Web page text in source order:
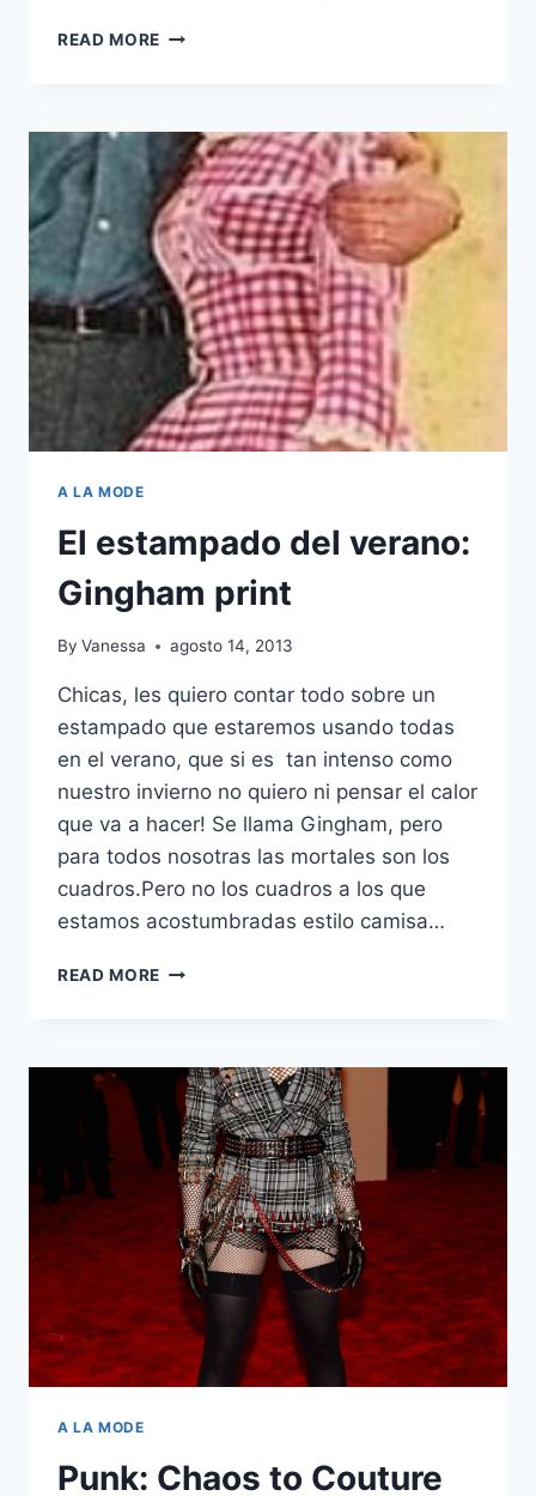
READ MORE JENNIFER
SITUACIÓN
DE
LAS
REVISTAS
IMPRESAS
Y
DEMÁS
SEPTEMBER
ISSUES.
A LA MODE
El estampado del verano:
Gingham print
By Vanessa agosto 14, 2013
Chicas, les quiero contar todo sobre un
estampado que estaremos usando todas
en el verano, que si es tan intenso como
nuestro invierno no quiero ni pensar el calor
que va a hacer! Se llama Gingham, pero
para todos nosotras las mortales son los
cuadros.Pero no los cuadros a los que
estamos acostumbradas estilo camisa…
READ MORE EL
GINGHAM
PRINT
A LA MODE
Punk: Chaos to Couture